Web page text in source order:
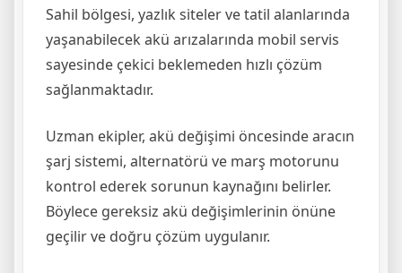
Sahil bölgesi, yazlık siteler ve tatil alanlarında
yaşanabilecek akü arızalarında mobil servis
sayesinde çekici beklemeden hızlı çözüm
sağlanmaktadır.
Uzman ekipler, akü değişimi öncesinde aracın
şarj sistemi, alternatörü ve marş motorunu
kontrol ederek sorunun kaynağını belirler.
Böylece gereksiz akü değişimlerinin önüne
geçilir ve doğru çözüm uygulanır.